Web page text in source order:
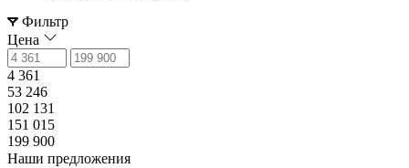
Фильтр
Цена
4 361
53 246
102 131
151 015
199 900
Наши предложения